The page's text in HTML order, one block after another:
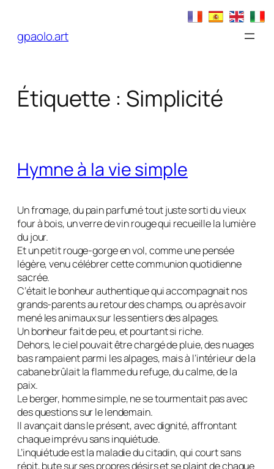
contenu
gpaolo.art
Étiquette : Simplicité
Hymne à la vie simple
Un fromage, du pain parfumé tout juste sorti du vieux
four à bois, un verre de vin rouge qui recueille la lumière
du jour.
Et un petit rouge-gorge en vol, comme une pensée
légère, venu célébrer cette communion quotidienne
sacrée.
C’était le bonheur authentique qui accompagnait nos
grands-parents au retour des champs, ou après avoir
mené les animaux sur les sentiers des alpages.
Un bonheur fait de peu, et pourtant si riche.
Dehors, le ciel pouvait être chargé de pluie, des nuages ​​
bas rampaient parmi les alpages, mais à l’intérieur de la
cabane brûlait la flamme du refuge, du calme, de la
paix.
Le berger, homme simple, ne se tourmentait pas avec
des questions sur le lendemain.
Il avançait dans le présent, avec dignité, affrontant
chaque imprévu sans inquiétude.
L’inquiétude est la maladie du citadin, qui court sans
répit, bute sur ses propres désirs et se plaint de chaque